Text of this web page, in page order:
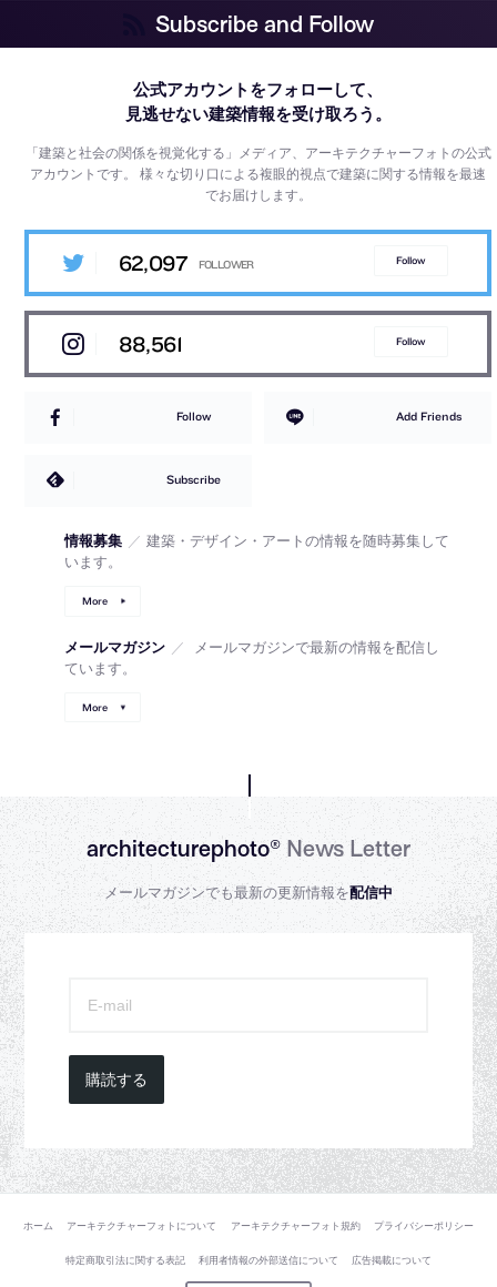
Subscribe and Follow
公式アカウントをフォローして、
見逃せない建築情報を受け取ろう。
「建築と社会の関係を視覚化する」メディア、アーキテクチャーフォトの公式
アカウントです。様々な切り口による複眼的視点で建築に関する情報を最速
でお届けします。
62,097 Follow
88,561 Follow
Follow Add Friends
Subscribe
情報募集 ／ 建築・デザイン・アートの情報を随時募集して
います。
More
メールマガジン ／
メールマガジンで最新の情報を配信し
ています。
More
architecturephoto®News Letter
メールマガジンでも最新の更新情報を配信中
購読する
ホーム アーキテクチャーフォトについて アーキテクチャーフォト規約 プライバシーポリシー
特定商取引法に関する表記 利用者情報の外部送信について 広告掲載について